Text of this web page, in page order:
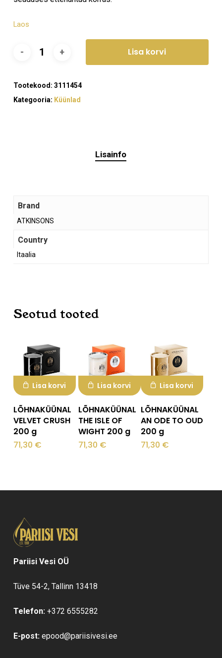
Ostukorvis ei ole tooteid.
Laos
Lisa korvi
Tootekood: 3111454
Kategooria: Küünlad
Lisainfo
Brand
ATKINSONS
Country
Itaalia
Seotud tooted
Lisa korvi
LÕHNAKÜÜNAL
VELVET CRUSH
200 g
71,30 €
Lisa korvi
LÕHNAKÜÜNAL
THE ISLE OF
WIGHT 200 g
71,30 €
Lisa korvi
LÕHNAKÜÜNAL
AN ODE TO OUD
200 g
71,30 €
Pariisi Vesi OÜ
Tüve 54-2, Tallinn 13418
Telefon: +372 6555282
E-post: epood@pariisivesi.ee